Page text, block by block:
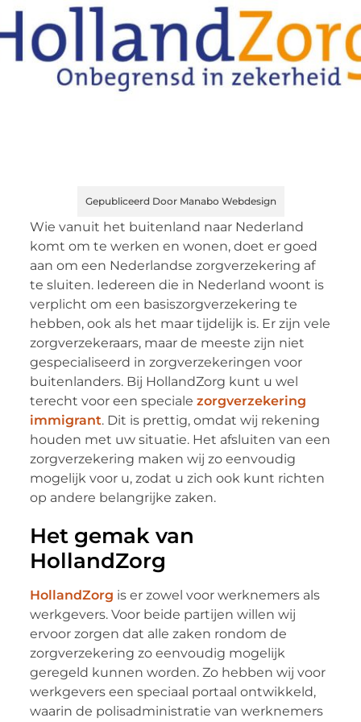
Gepubliceerd Door Manabo Webdesign
Wie vanuit het buitenland naar Nederland
komt om te werken en wonen, doet er goed
aan om een Nederlandse zorgverzekering af
te sluiten. Iedereen die in Nederland woont is
verplicht om een basiszorgverzekering te
hebben, ook als het maar tijdelijk is. Er zijn vele
zorgverzekeraars, maar de meeste zijn niet
gespecialiseerd in zorgverzekeringen voor
buitenlanders. Bij HollandZorg kunt u wel
terecht voor een speciale zorgverzekering
immigrant. Dit is prettig, omdat wij rekening
houden met uw situatie. Het afsluiten van een
zorgverzekering maken wij zo eenvoudig
mogelijk voor u, zodat u zich ook kunt richten
op andere belangrijke zaken.
Het gemak van
HollandZorg
HollandZorg is er zowel voor werknemers als
werkgevers. Voor beide partijen willen wij
ervoor zorgen dat alle zaken rondom de
zorgverzekering zo eenvoudig mogelijk
geregeld kunnen worden. Zo hebben wij voor
werkgevers een speciaal portaal ontwikkeld,
waarin de polisadministratie van werknemers